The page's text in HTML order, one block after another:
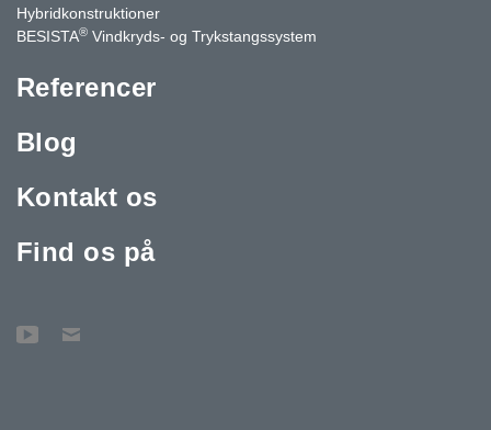
Hybridkonstruktioner
BESISTA® Vindkryds- og Trykstangssystem
Referencer
Blog
Kontakt os
Find os på